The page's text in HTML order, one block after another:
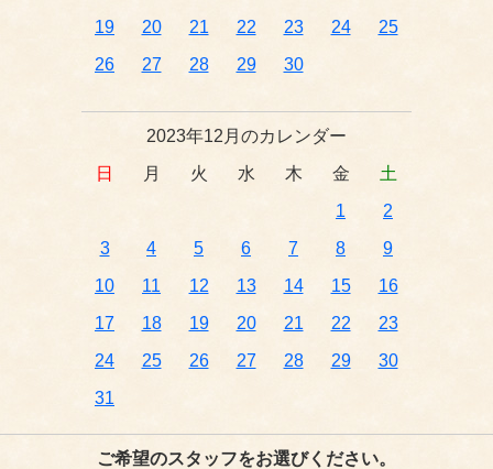
19
20 21 22 23 24
25
26
27 28 29 30
2023年12月のカレンダー
日
月 火 水 木 金
土
1
2
3
4 5 6 7 8
9
10
11 12 13 14 15
16
17
18 19 20 21 22
23
24
25 26 27 28 29
30
31
ご希望のスタッフをお選びください。